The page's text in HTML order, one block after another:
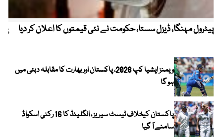
پیٹرول مہنگا، ڈیزل سستا، حکومت نے نئی قیمتوں کا اعلان کر دیا
ویمنز ایشیا کپ 2026، پاکستان اور بھارت کا مقابلہ دبئی میں
ہو گا
پاکستان کیخلاف ٹیسٹ سیریز ، انگلینڈ کا 16 رکنی اسکواڈ
سامنے آ گیا